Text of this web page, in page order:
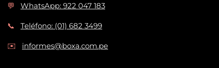
💬 WhatsApp: 922 047 183
📞 Teléfono: (01) 682 3499
✉️ informes@boxa.com.pe